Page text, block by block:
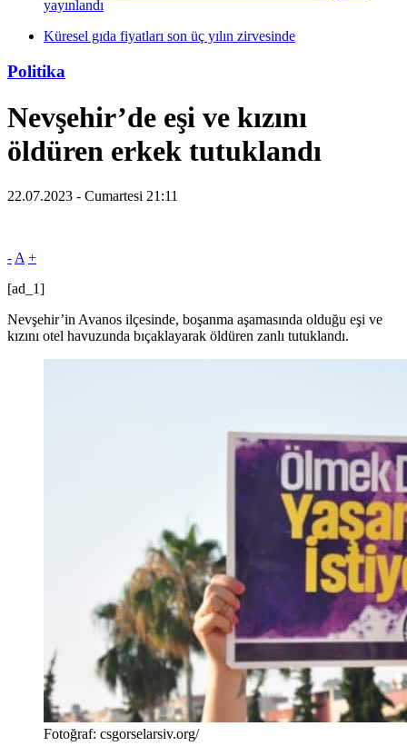
yayınlandı
Küresel gıda fiyatları son üç yılın zirvesinde
Politika
Nevşehir’de eşi ve kızını
öldüren erkek tutuklandı
22.07.2023 - Cumartesi 21:11
- A +
[ad_1]
Nevşehir’in Avanos ilçesinde, boşanma aşamasında olduğu eşi ve
kızını otel havuzunda bıçaklayarak öldüren zanlı tutuklandı.
Fotoğraf: csgorselarsiv.org/